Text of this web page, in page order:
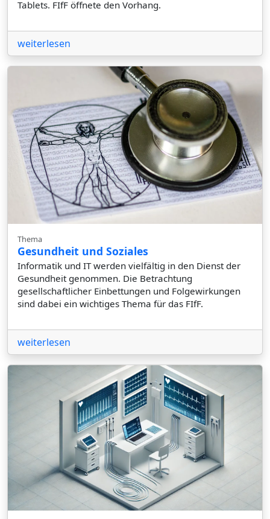
Tablets. FIfF öffnete den Vorhang.
weiterlesen
Thema
Gesundheit und Soziales
Informatik und IT werden vielfältig in den Dienst der
Gesundheit genommen. Die Betrachtung
gesellschaftlicher Einbettungen und Folgewirkungen
sind dabei ein wichtiges Thema für das FIfF.
weiterlesen